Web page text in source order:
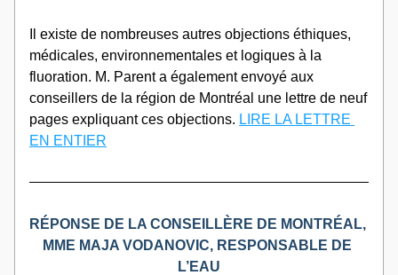
Il existe de nombreuses autres objections éthiques,
médicales, environnementales et logiques à la
fluoration. M. Parent a également envoyé aux
conseillers de la région de Montréal une lettre de neuf
pages expliquant ces objections. LIRE LA LETTRE
EN ENTIER
RÉPONSE DE LA CONSEILLÈRE DE MONTRÉAL,
MME MAJA VODANOVIC, RESPONSABLE DE
L’EAU